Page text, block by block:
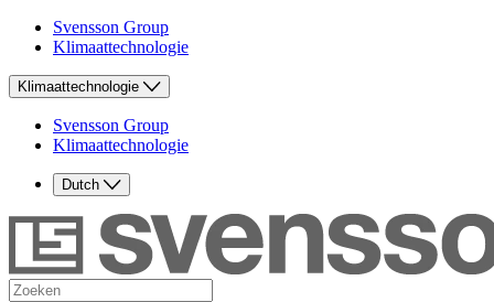
Svensson Group
Klimaattechnologie
Klimaattechnologie
Svensson Group
Klimaattechnologie
Dutch